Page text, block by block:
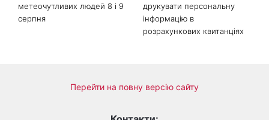
метеочутливих людей 8 і 9
серпня
друкувати персональну
інформацію в
розрахункових квитанціях
Перейти на повну версію сайту